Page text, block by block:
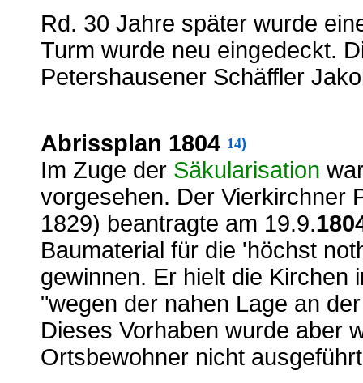
Rd. 30 Jahre später wurde
Turm wurde neu eingedeckt.
Petershausener Schäffler
Abrissplan 1804 14)
Im Zuge der Säkularisation
vorgesehen. Der Vierkirchner
1829) beantragte am 19.9.
Baumaterial für die 'höchst
gewinnen. Er hielt die Kirchen
"wegen der nahen Lage an
Dieses Vorhaben wurde aber
Ortsbewohner nicht